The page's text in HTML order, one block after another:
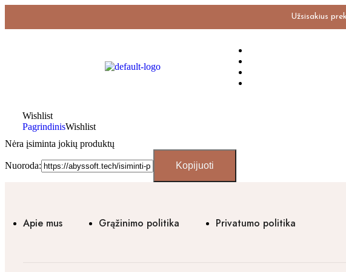
Užsisakius
Wishlist
PagrindinisWishlist
Nėra įsiminta jokių produktų
Nuoroda:
Apie mus Grąžinimo politika Privatumo politika